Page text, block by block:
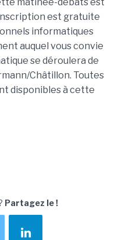
matinée-débats est
est gratuite
informatiques
auquel vous convie
se déroulera de
Châtillon. Toutes
disponibles à cette
Partagez le !